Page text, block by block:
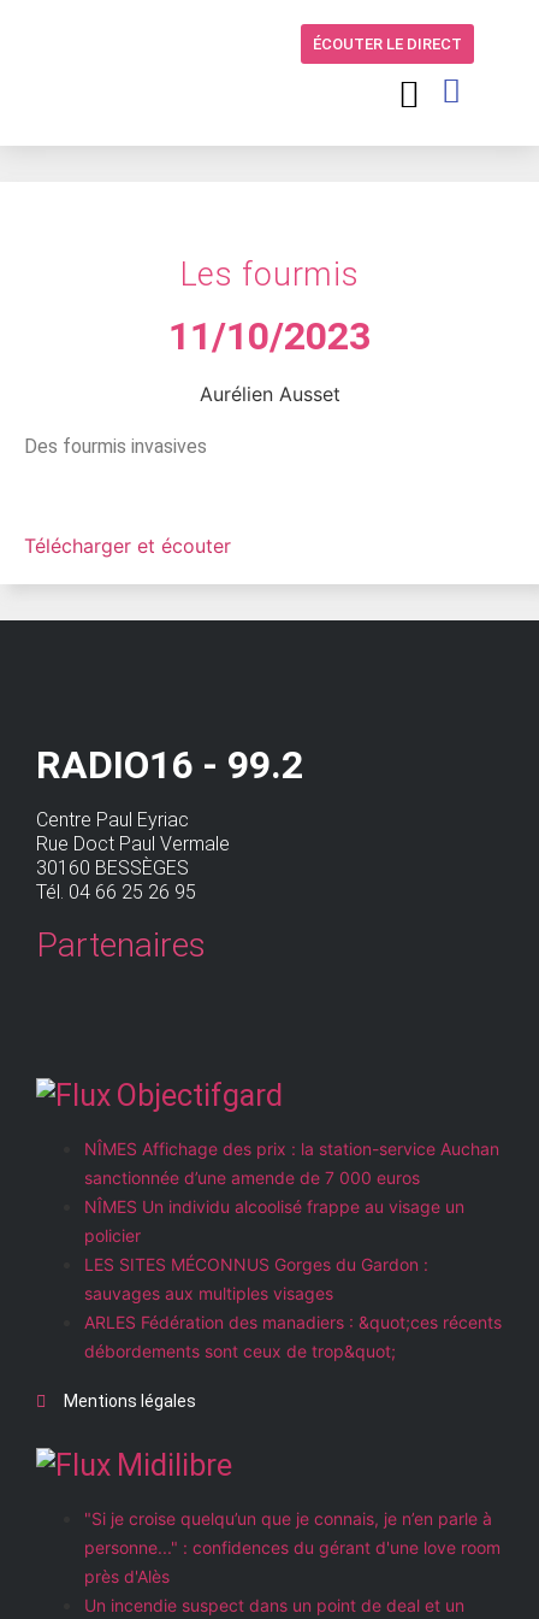
ÉCOUTER LE DIRECT
Les fourmis
11/10/2023
Aurélien Ausset
Des fourmis invasives
Télécharger et écouter
RADIO16 - 99.2
Centre Paul Eyriac
Rue Doct Paul Vermale
30160 BESSÈGES
Tél. 04 66 25 26 95
Partenaires
Objectifgard
NÎMES Affichage des prix : la station-service Auchan
sanctionnée d’une amende de 7 000 euros
NÎMES Un individu alcoolisé frappe au visage un
policier
LES SITES MÉCONNUS Gorges du Gardon :
sauvages aux multiples visages
ARLES Fédération des manadiers : &quot;ces récents
débordements sont ceux de trop&quot;
Mentions légales
Midilibre
"Si je croise quelqu’un que je connais, je n’en parle à
personne..." : confidences du gérant d'une love room
près d'Alès
Un incendie suspect dans un point de deal et un